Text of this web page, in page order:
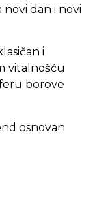
novi dan i novi
i
vitalnošću
borove
osnovan